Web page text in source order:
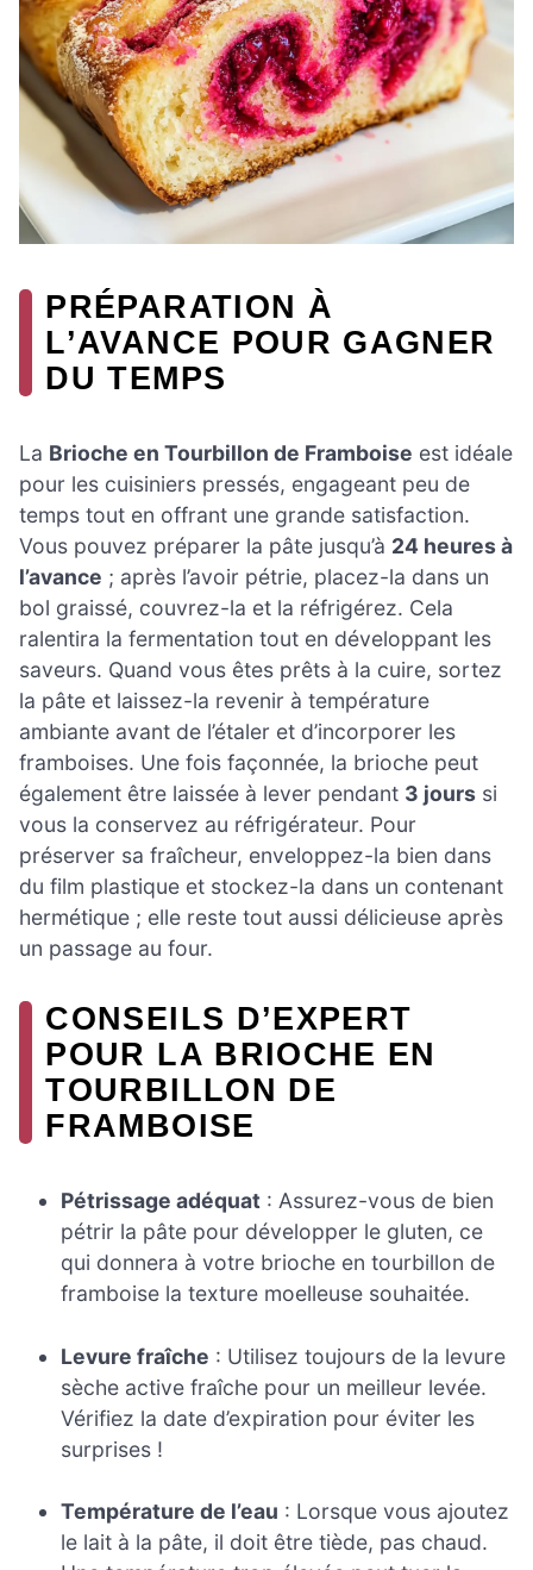
PRÉPARATION À
L’AVANCE POUR GAGNER
DU TEMPS
La Brioche en Tourbillon de Framboise est idéale
pour les cuisiniers pressés, engageant peu de
temps tout en offrant une grande satisfaction.
Vous pouvez préparer la pâte jusqu’à 24 heures à
l’avance ; après l’avoir pétrie, placez-la dans un
bol graissé, couvrez-la et la réfrigérez. Cela
ralentira la fermentation tout en développant les
saveurs. Quand vous êtes prêts à la cuire, sortez
la pâte et laissez-la revenir à température
ambiante avant de l’étaler et d’incorporer les
framboises. Une fois façonnée, la brioche peut
également être laissée à lever pendant 3 jours si
vous la conservez au réfrigérateur. Pour
préserver sa fraîcheur, enveloppez-la bien dans
du film plastique et stockez-la dans un contenant
hermétique ; elle reste tout aussi délicieuse après
un passage au four.
CONSEILS D’EXPERT
POUR LA BRIOCHE EN
TOURBILLON DE
FRAMBOISE
Pétrissage adéquat : Assurez-vous de bien
pétrir la pâte pour développer le gluten, ce
qui donnera à votre brioche en tourbillon de
framboise la texture moelleuse souhaitée.
Levure fraîche : Utilisez toujours de la levure
sèche active fraîche pour un meilleur levée.
Vérifiez la date d’expiration pour éviter les
surprises !
Température de l’eau : Lorsque vous ajoutez
le lait à la pâte, il doit être tiède, pas chaud.